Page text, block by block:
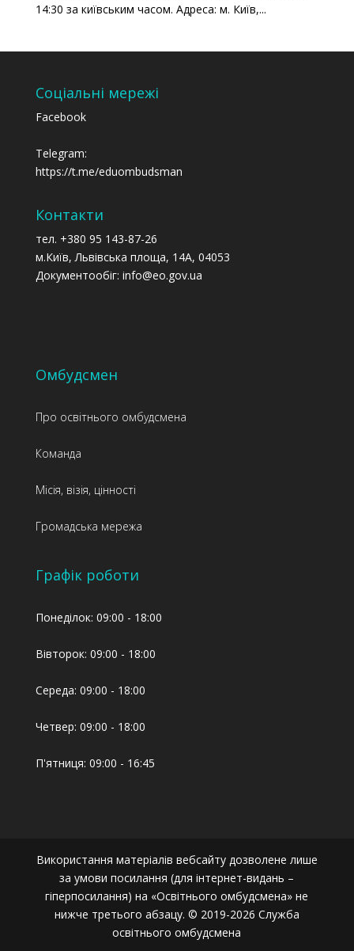
14:30 за київським часом. Адреса: м. Київ,...
Соціальні мережі
Facebook
Telegram:
https://t.me/eduombudsman
Контакти
тел. +380 95 143-87-26
м.Київ, Львівська площа, 14А, 04053
Документообіг: info@eo.gov.ua
Омбудсмен
Про освітнього омбудсмена
Команда
Місія, візія, цінності
Громадська мережа
Графік роботи
Понеділок: 09:00 - 18:00
Вівторок: 09:00 - 18:00
Середа: 09:00 - 18:00
Четвер: 09:00 - 18:00
П'ятниця: 09:00 - 16:45
Використання матеріалів вебсайту дозволене лише
за умови посилання (для інтернет-видань –
гіперпосилання) на «Освітнього омбудсмена» не
нижче третього абзацу. © 2019-2026 Служба
освітнього омбудсмена